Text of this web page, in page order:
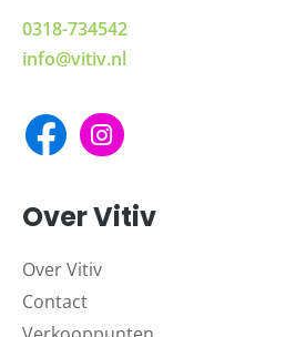
0318-734542
info@vitiv.nl
Over Vitiv
Over Vitiv
Contact